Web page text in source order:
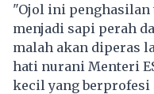
"Ojol ini penghasilan
menjadi sapi perah
malah akan diperas
hati nurani Menteri
kecil yang berprofesi